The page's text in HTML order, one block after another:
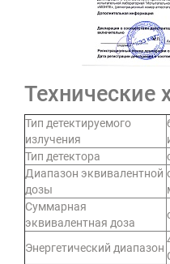
Технические
Тип детектируемого
излучения
Тип детектора
Диапазон эквивалентной
дозы
Суммарная
эквивалентная доза
Энергетический диапазон